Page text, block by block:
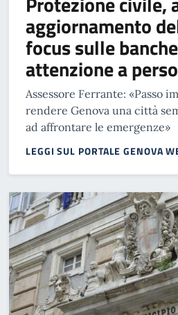
aggiornamento
focus sulle
attenzione a
Assessore Ferrante: «Passo
rendere Genova una città
ad affrontare le emergenze»
LEGGI SUL PORTALE GENOVA